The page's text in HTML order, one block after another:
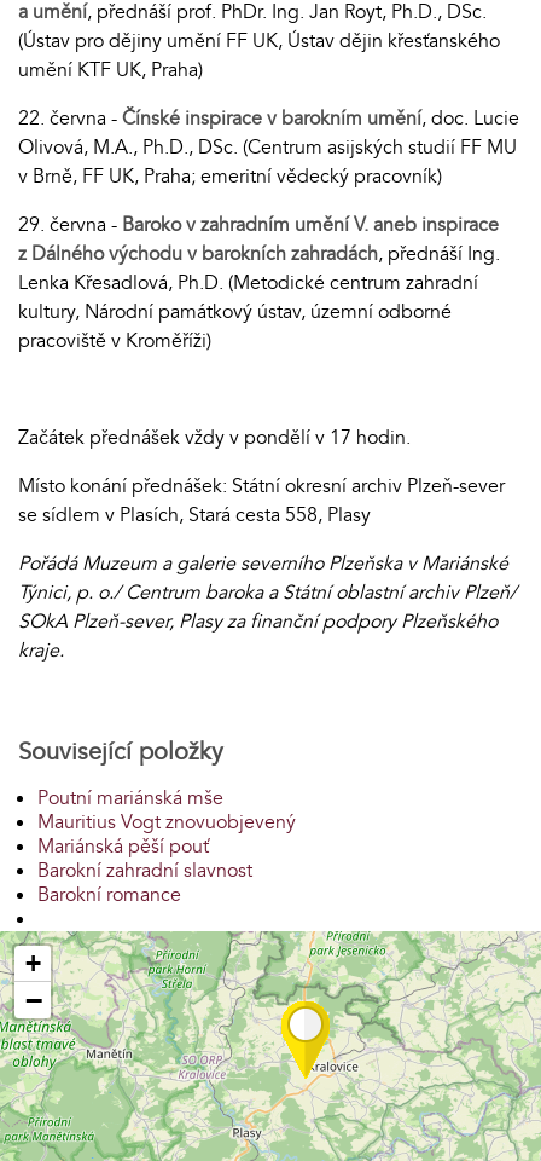
a umění, přednáší prof. PhDr. Ing. Jan Royt, Ph.D., DSc.
(Ústav pro dějiny umění FF UK, Ústav dějin křesťanského
umění KTF UK, Praha)
22. června -Čínské inspirace v barokním umění, doc. Lucie
Olivová, M.A., Ph.D., DSc. (Centrum asijských studií FF MU
v Brně, FF UK, Praha; emeritní vědecký pracovník)
29. června - Baroko v zahradním umění V. aneb inspirace
z Dálného východu v barokních zahradách, přednáší Ing.
Lenka Křesadlová, Ph.D. (Metodické centrum zahradní
kultury, Národní památkový ústav, územní odborné
pracoviště v Kroměříži)
Začátek přednášek vždy v pondělí v 17 hodin.
Místo konání přednášek: Státní okresní archiv Plzeň-sever
se sídlem v Plasích, Stará cesta 558, Plasy
Pořádá Muzeum a galerie severního Plzeňska v Mariánské
Týnici, p. o./ Centrum baroka a Státní oblastní archiv Plzeň/
SOkA Plzeň-sever, Plasy za finanční podpory Plzeňského
kraje.
Související položky
Poutní mariánská mše
Mauritius Vogt znovuobjevený
Mariánská pěší pouť
Barokní zahradní slavnost
Barokní romance
+
−